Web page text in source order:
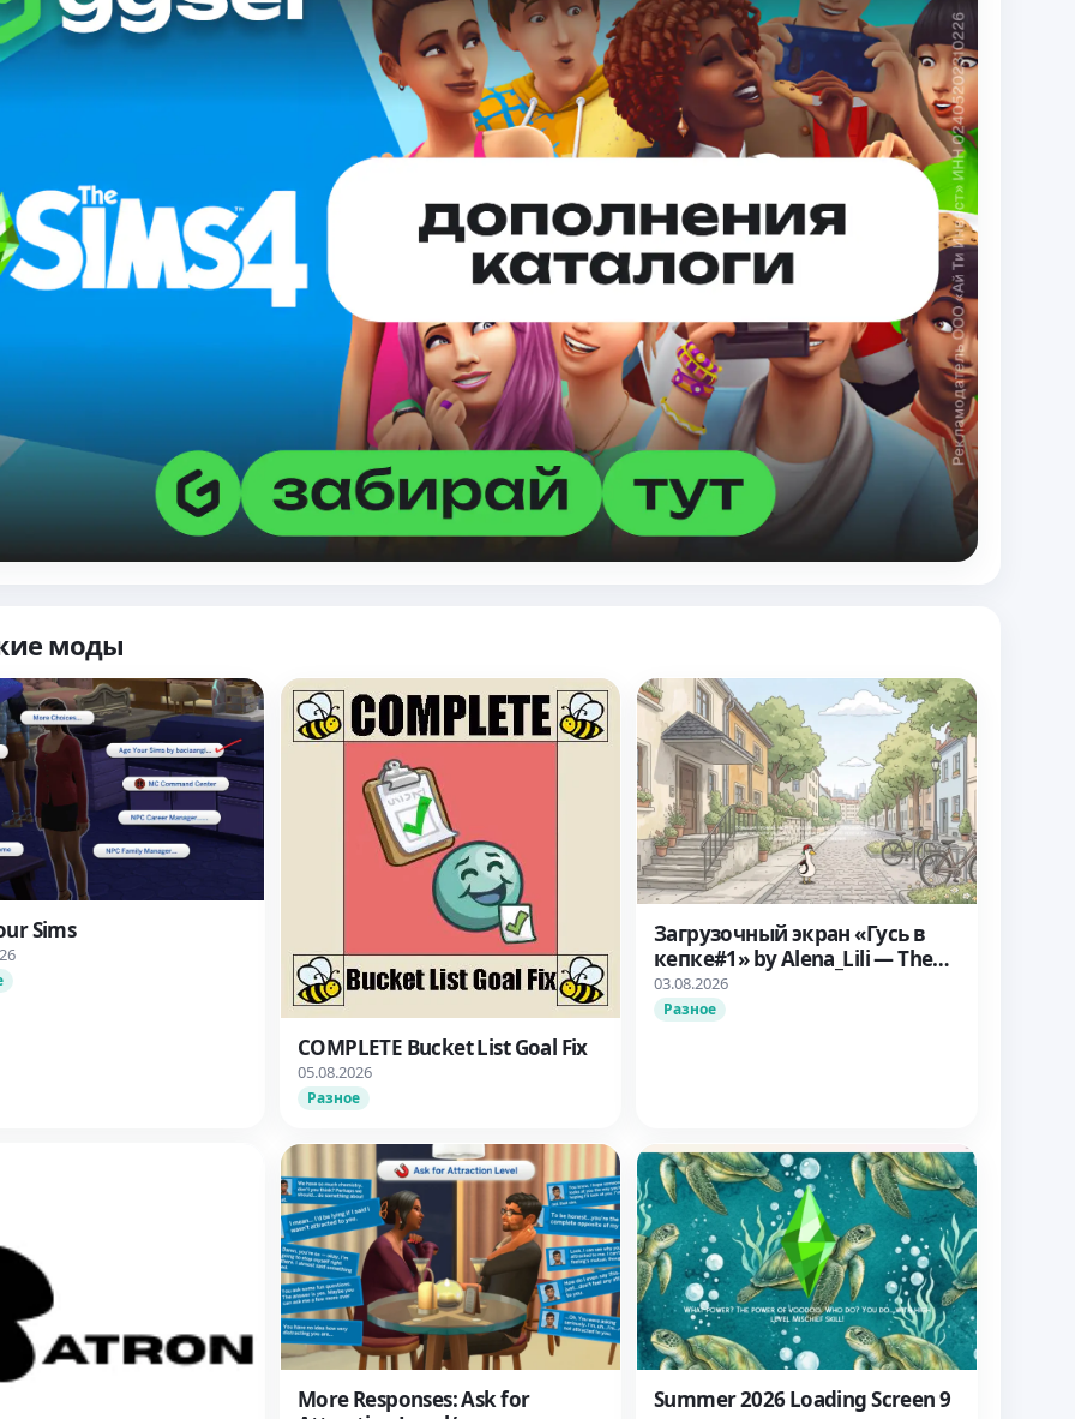
моды
Sims
COMPLETE Bucket List Goal Fix
05.08.2026
Разное
Загрузочный экран «Гусь в
кепке#1» by Alena_Lili — The
Sims 4
03.08.2026
Разное
More Responses: Ask for
Summer 2026 Loading Screen 9